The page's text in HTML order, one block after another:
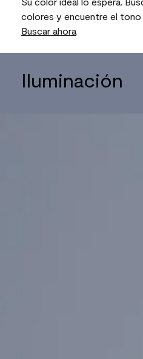
colores y encuentre el tono
Buscar ahora
Iluminación